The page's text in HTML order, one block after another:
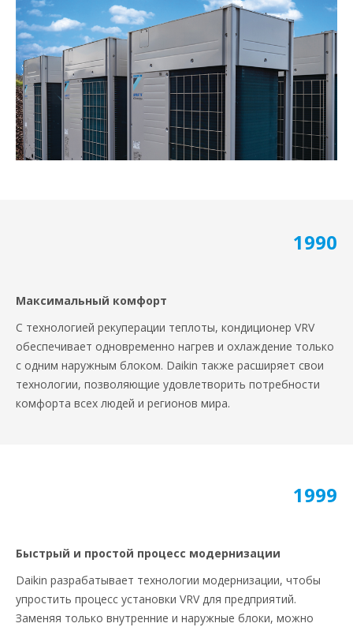
1990
Максимальный комфорт
С технологией рекуперации теплоты, кондиционер VRV
обеспечивает одновременно нагрев и охлаждение только
с одним наружным блоком. Daikin также расширяет свои
технологии, позволяющие удовлетворить потребности
комфорта всех людей и регионов мира.
1999
Быстрый и простой процесс модернизации
Daikin разрабатывает технологии модернизации, чтобы
упростить процесс установки VRV для предприятий.
Заменяя только внутренние и наружные блоки, можно